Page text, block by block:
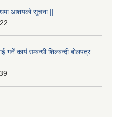
आशयको सूचना ||
कार्य सम्बन्धी शिलबन्दी बोलपत्र